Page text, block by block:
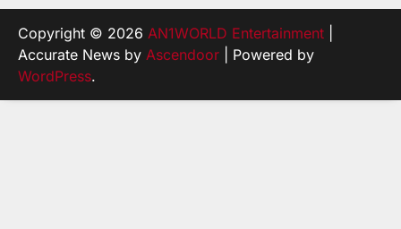
Copyright © 2026 AN1WORLD Entertainment
Accurate News by Ascendoor | Powered by
WordPress.